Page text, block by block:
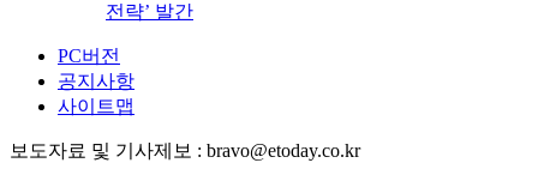
전략’ 발간
PC버전
공지사항
사이트맵
보도자료 및 기사제보 : bravo@etoday.co.kr